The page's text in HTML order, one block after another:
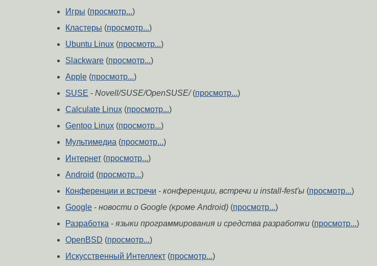
Игры (просмотр...)
Кластеры (просмотр...)
Ubuntu Linux (просмотр...)
Slackware (просмотр...)
Apple (просмотр...)
SUSE - Novell/SUSE/OpenSUSE/(просмотр...)
Calculate Linux (просмотр...)
Gentoo Linux (просмотр...)
Мультимедиа (просмотр...)
Интернет (просмотр...)
Android (просмотр...)
Конференции и встречи - конференции, встречи и install-fest'ы (просмотр...)
Google - новости о Google (кроме Android) (просмотр...)
Разработка - языки программирования и средства разработки (просмотр...)
OpenBSD (просмотр...)
Искусственный Интеллект (просмотр...)